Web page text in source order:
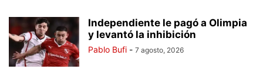
Independiente le pagó a Olimpia
y levantó la inhibición
Pablo Bufi - 7 agosto, 2026